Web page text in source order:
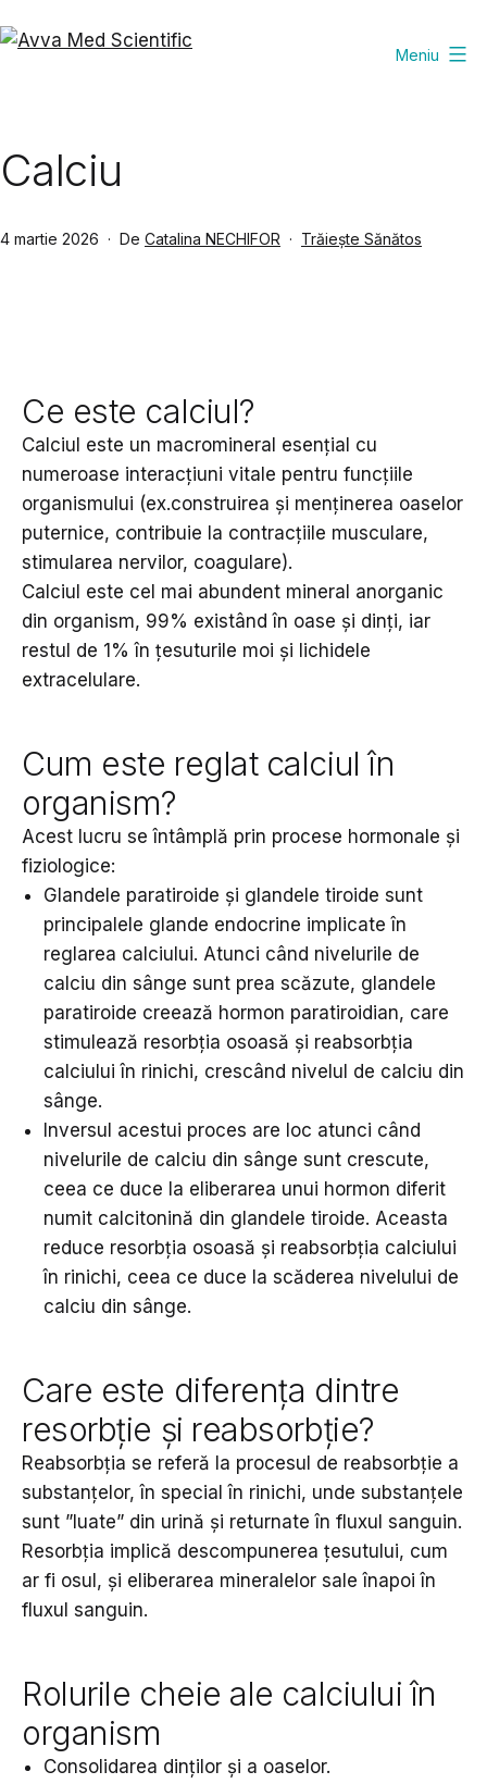
la
Meniu
Calciu
Publicat
4 martie 2026 De Catalina NECHIFOR
Din
Trăiește Sănătos
Ce este calciul?
Calciul este un macromineral esențial cu
numeroase interacțiuni vitale pentru funcțiile
organismului (ex.construirea și menținerea oaselor
puternice, contribuie la contracțiile musculare,
stimularea nervilor, coagulare).
Calciul este cel mai abundent mineral anorganic
din organism, 99% existând în oase și dinți, iar
restul de 1% în țesuturile moi și lichidele
extracelulare.
Cum este reglat calciul în
organism?
Acest lucru se întâmplă prin procese hormonale și
fiziologice:
Glandele paratiroide și glandele tiroide sunt
principalele glande endocrine implicate în
reglarea calciului. Atunci când nivelurile de
calciu din sânge sunt prea scăzute, glandele
paratiroide creează hormon paratiroidian, care
stimulează resorbția osoasă și reabsorbția
calciului în rinichi, crescând nivelul de calciu din
sânge.
Inversul acestui proces are loc atunci când
nivelurile de calciu din sânge sunt crescute,
ceea ce duce la eliberarea unui hormon diferit
numit calcitonină din glandele tiroide. Aceasta
reduce resorbția osoasă și reabsorbția calciului
în rinichi, ceea ce duce la scăderea nivelului de
calciu din sânge.
Care este diferența dintre
resorbție și reabsorbție?
Reabsorbția se referă la procesul de reabsorbție a
substanțelor, în special în rinichi, unde substanțele
sunt ”luate” din urină și returnate în fluxul sanguin.
Resorbția implică descompunerea țesutului, cum
ar fi osul, și eliberarea mineralelor sale înapoi în
fluxul sanguin.
Rolurile cheie ale calciului în
organism
Consolidarea dinților și a oaselor.